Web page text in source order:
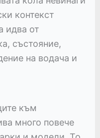
контекст
идва от
състояние,
на водача и
към
много повече